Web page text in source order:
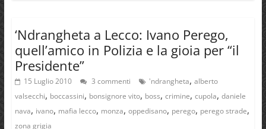
‘Ndrangheta a Lecco: Ivano Perego,
quell’amico in Polizia e la gioia per “il
Presidente”
15 Luglio 2010 3 commenti 'ndrangheta, alberto
valsecchi, boccassini, bonsignore vito, boss, crimine, cupola, daniele
nava, ivano, mafia lecco, monza, oppedisano, perego, perego strade,
zona grigia